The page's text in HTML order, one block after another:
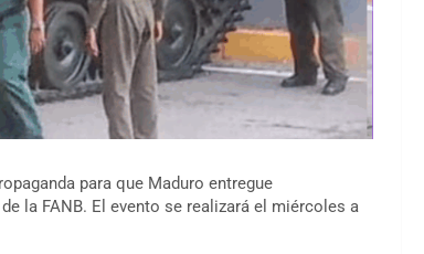
para que Maduro entregue
la FANB. El evento se realizará el miércoles a